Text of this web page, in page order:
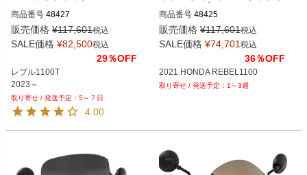
商品番号 48427
PLOT型番：48427
DRAG型番：1811-4434
販売価格 ¥117,601税込
SALE価格 ¥82,500税込
29％OFF
レブル1100T
2023～
5～７日
4.00
マフラー ブラック
商品番号 48425
3OT：1811-4141
販売価格 ¥117,601税込
SALE価格 ¥74,701 税込
36％OFF
2021 HONDA REBEL1100
1～3週